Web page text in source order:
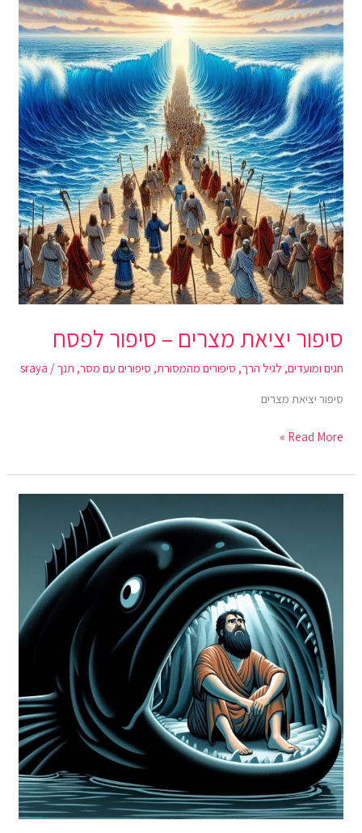
סיפור יציאת מצרים – סיפור לפסח
חגים ומועדים, לגיל הרך, סיפורים מהמסורת, סיפורים עם מסר, תנך /
sraya
סיפור יציאת מצרים
יציאת
מצרים
–
סיפור
לפסח
Read More »